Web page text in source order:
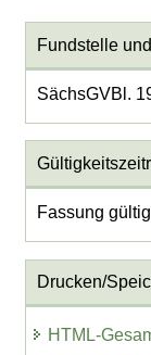
Fundstelle
SächsGVBl.
Fassung
Drucken/
HTML-